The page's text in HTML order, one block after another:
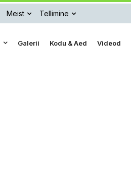
Meist Tellimine
Galerii Kodu & Aed Videod